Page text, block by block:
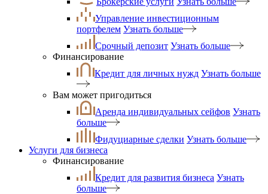
Управление инвестиционным
портфелем Узнать больше
Срочный депозит Узнать больше
Финансирование
Кредит для личных нужд Узнать больше
Вам может пригодиться
Аренда индивидуальных сейфов Узнать
больше
Фидуциарные сделки Узнать больше
Услуги для бизнеса
Финансирование
Кредит для развития бизнеса Узнать
больше